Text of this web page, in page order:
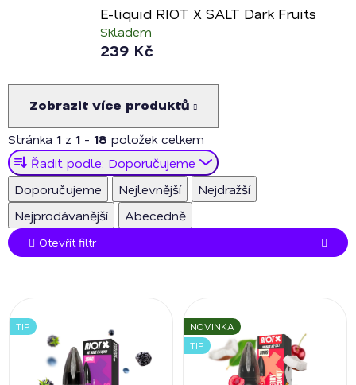
potahování, rychlé vstřebávání nikotinu a intenzivní
chuťový prožitek.
Ať už dáváte přednostsladkým ovocným mixům
zážitek, který promění každé potáhnutí ve skutečnou
explozi chutí.
E-liquid RIOT X SALT Dark Fruits
Skladem
239 Kč
Zobrazit více produktů
Stránka 1 z 1 - 18 položek celkem
Ř
a
z
e
n
o
Řadit podle: Doporučujeme
Doporučujeme
Nejlevnější
Nejdražší
Nejprodávanější
Abecedně
Otevřít filtr
ý
p
TIP
NOVINKA
TIP